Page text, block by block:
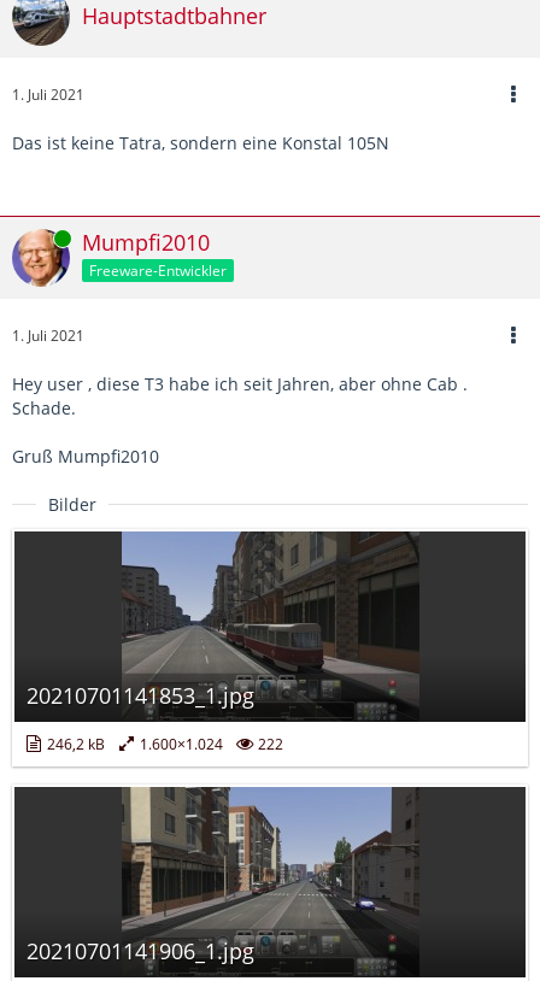
Hauptstadtbahner
1. Juli 2021
Das ist keine Tatra, sondern eine Konstal 105N
Online Mumpfi2010
Freeware-Entwickler
1. Juli 2021
Hey user , diese T3 habe ich seit Jahren, aber ohne Cab .
Schade.
Gruß Mumpfi2010
Bilder
20210701141853_1.jpg
246,2 kB 1.600×1.024 222
20210701141906_1.jpg